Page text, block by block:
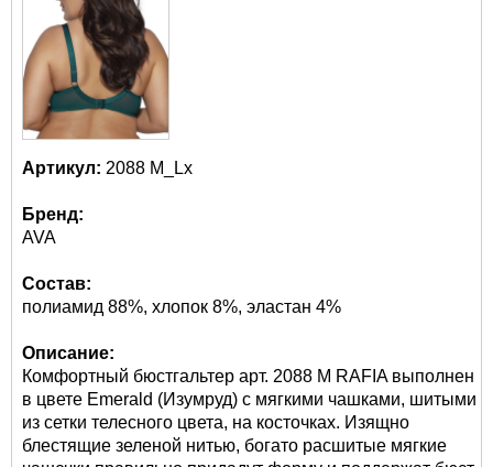
Артикул: 2088 M_Lx
Бренд:
AVA
Состав:
полиамид 88%, хлопок 8%, эластан 4%
Описание:
Комфортный бюстгальтер арт. 2088 М RAFIA выполнен
в цвете Emerald (Изумруд) с мягкими чашками, шитыми
из сетки телесного цвета, на косточках. Изящно
блестящие зеленой нитью, богато расшитые мягкие